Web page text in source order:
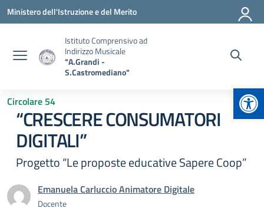
Vai ai contenuti
Vai al menu di navigazione
Vai al footer
Ministero dell'Istruzione e del Merito
Istituto Comprensivo ad
Indirizzo Musicale
"A.Grandi -
S.Castromediano"
Circolare 54
“CRESCERE CONSUMATORI
DIGITALI”
Progetto “Le proposte educative Sapere Coop”
Emanuela Carluccio Animatore Digitale
Docente